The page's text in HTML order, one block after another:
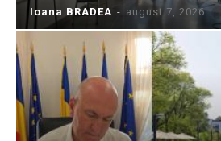
Ioana BRADEA - august 7, 2026